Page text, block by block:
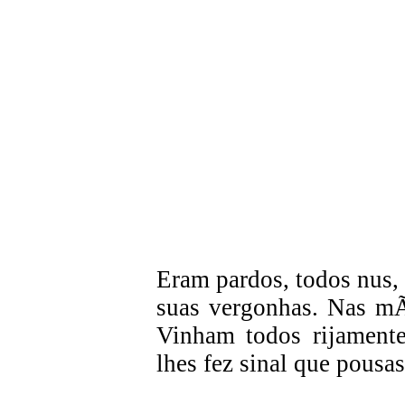
Eram pardos, todos
suas vergonhas. Nas
Vinham todos
lhes fez sinal que